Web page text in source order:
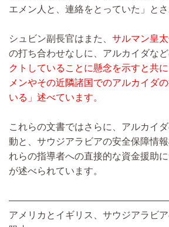
エメン人と、連絡をとっていた」とさ
シュビン副長官はまた、 サルマン皇
の打ち合わせなしに、アルカイダな
クトしていることに懸念を示すと共
メンやその近隣諸国でのアルカイダ
いる」述べています。
これらの文書ではさらに、アルカイ
動と、サウジアラビアの安全保障情
れらの指導者への直接的な資金援助
が述べられています。
アメリカとイギリス、サウジアラビ